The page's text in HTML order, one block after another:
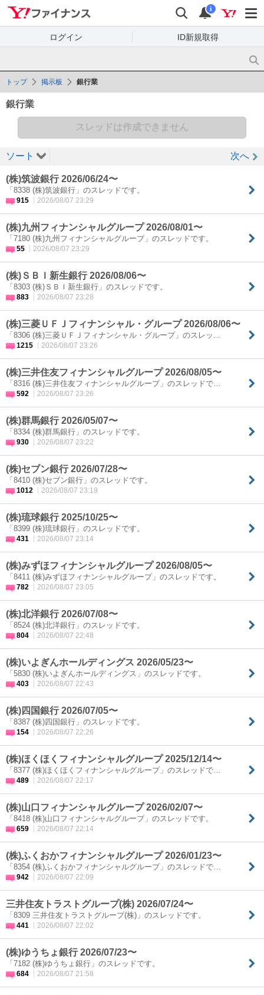
Yahoo!ファイナンス
検索 通知
i
ログイン ID新規取得
トップ 掲示板 銀行業
銀行業
スレッドは作成できません
ソート 次へ
(株)筑波銀行 2026/06/24〜
「8338 (株)筑波銀行」のスレッドです。
915 2026/08/07 23:29
(株)九州フィナンシャルグループ 2026/08/01〜
「7180 (株)九州フィナンシャルグループ」のスレッドです。
55 2026/08/07 23:29
(株)ＳＢＩ新生銀行 2026/08/06〜
「8303 (株)ＳＢＩ新生銀行」のスレッドです。
883 2026/08/07 23:28
(株)三菱ＵＦＪフィナンシャル・グループ 2026/08/06〜
「8306 (株)三菱ＵＦＪフィナンシャル・グループ」のスレッ…
1215 2026/08/07 23:26
(株)三井住友フィナンシャルグループ 2026/08/05〜
「8316 (株)三井住友フィナンシャルグループ」のスレッドで…
592 2026/08/07 23:26
(株)群馬銀行 2026/05/07〜
「8334 (株)群馬銀行」のスレッドです。
930 2026/08/07 23:22
(株)セブン銀行 2026/07/28〜
「8410 (株)セブン銀行」のスレッドです。
1012 2026/08/07 23:19
(株)琉球銀行 2025/10/25〜
「8399 (株)琉球銀行」のスレッドです。
431 2026/08/07 23:14
(株)みずほフィナンシャルグループ 2026/08/05〜
「8411 (株)みずほフィナンシャルグループ」のスレッドです。
782 2026/08/07 23:05
(株)北洋銀行 2026/07/08〜
「8524 (株)北洋銀行」のスレッドです。
804 2026/08/07 22:48
(株)いよぎんホールディングス 2026/05/23〜
「5830 (株)いよぎんホールディングス」のスレッドです。
403 2026/08/07 22:43
(株)四国銀行 2026/07/05〜
「8387 (株)四国銀行」のスレッドです。
154 2026/08/07 22:26
(株)ほくほくフィナンシャルグループ 2025/12/14〜
「8377 (株)ほくほくフィナンシャルグループ」のスレッドで…
489 2026/08/07 22:17
(株)山口フィナンシャルグループ 2026/02/07〜
「8418 (株)山口フィナンシャルグループ」のスレッドです。
659 2026/08/07 22:14
(株)ふくおかフィナンシャルグループ 2026/01/23〜
「8354 (株)ふくおかフィナンシャルグループ」のスレッドで…
942 2026/08/07 22:09
三井住友トラストグループ(株) 2026/07/24〜
「8309 三井住友トラストグループ(株)」のスレッドです。
441 2026/08/07 22:02
(株)ゆうちょ銀行 2026/07/23〜
「7182 (株)ゆうちょ銀行」のスレッドです。
684 2026/08/07 21:58